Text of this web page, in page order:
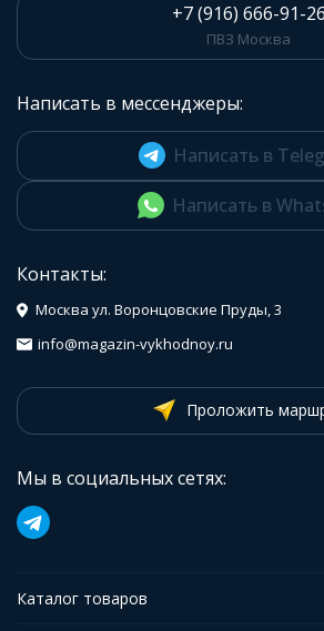
+7 (916) 666-91-26
ПВЗ Москва
Написать в мессенджеры:
Написать в
Написать в
Контакты:
Москва ул. Воронцовские Пруды, 3
info@magazin-vykhodnoy.ru
Проложить
Мы в социальных сетях:
Каталог товаров